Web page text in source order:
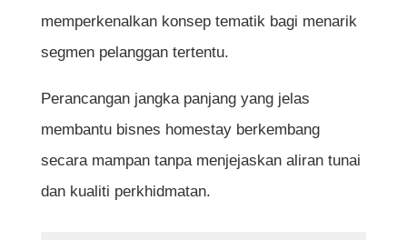
memperkenalkan konsep tematik bagi menarik
segmen pelanggan tertentu.
Perancangan jangka panjang yang jelas
membantu bisnes homestay berkembang
secara mampan tanpa menjejaskan aliran tunai
dan kualiti perkhidmatan.